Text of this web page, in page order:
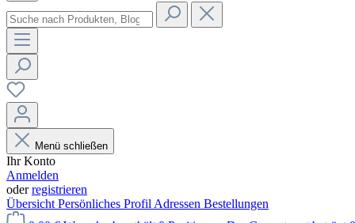
Menü schließen
Ihr Konto
Anmelden
oderregistrieren
Übersicht Persönliches Profil Adressen Bestellungen